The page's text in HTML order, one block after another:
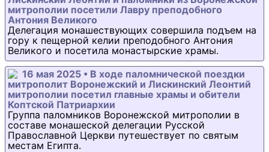
митрополии посетили Лавру преподобного
Антония Великого
Делегация монашествующих совершила подъем на
гору к пещерной келии преподобного Антония
Великого и посетила монастырские храмы.
16 мая 2025 • В ходе паломнической поездки
митрополит Воронежский и Лискинский Леонтий
митрополии посетил главные храмы и обители
Коптской Патриархии
Группа паломников Воронежской митрополии в
составе монашеской делегации Русской
Православной Церкви путешествует по святым
местам Египта.